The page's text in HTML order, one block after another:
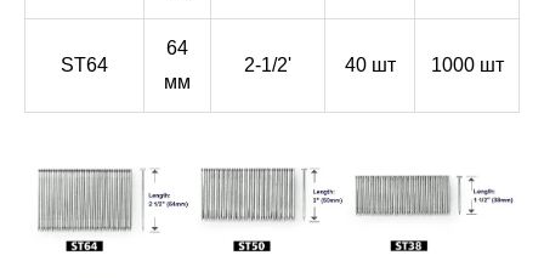
ST64
64
мм
2-1/2' 40 шт 1000 шт